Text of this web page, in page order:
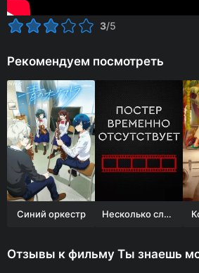
3/5
Рекомендуем посмотреть
Синий оркестр Несколько слов о любви
Отзывы к фильму Ты знаешь